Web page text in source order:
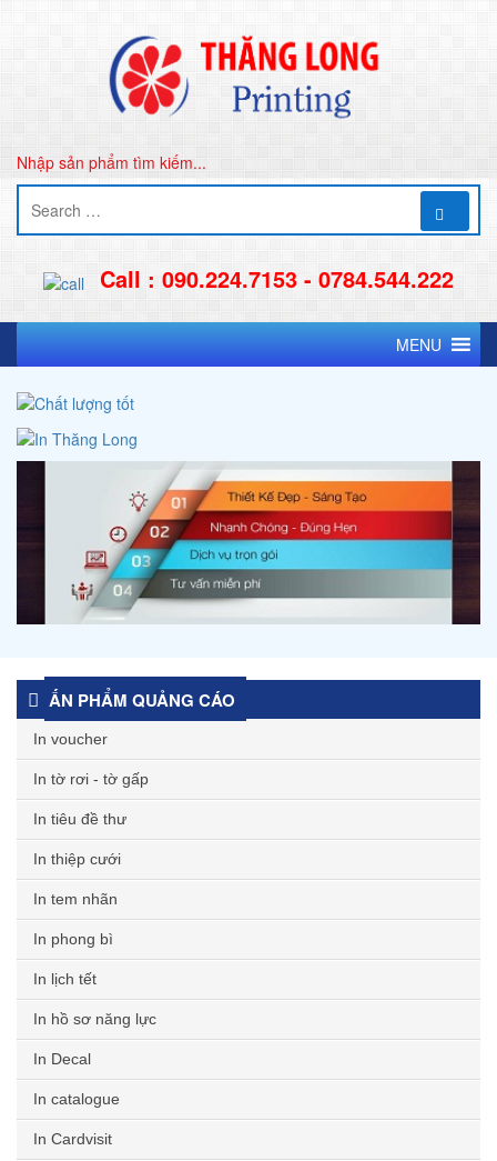
Nhập sản phẩm tìm kiếm...
Call : 090.224.7153 - 0784.544.222
MENU
ẤN PHẨM QUẢNG CÁO
In voucher
In tờ rơi - tờ gấp
In tiêu đề thư
In thiệp cưới
In tem nhãn
In phong bì
In lịch tết
In hồ sơ năng lực
In Decal
In catalogue
In Cardvisit